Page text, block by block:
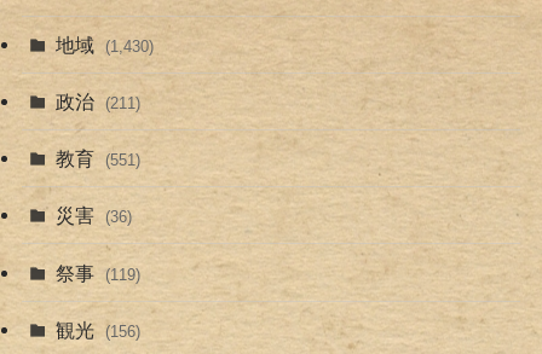
地域 (1,430)
政治 (211)
教育 (551)
災害 (36)
祭事 (119)
観光 (156)